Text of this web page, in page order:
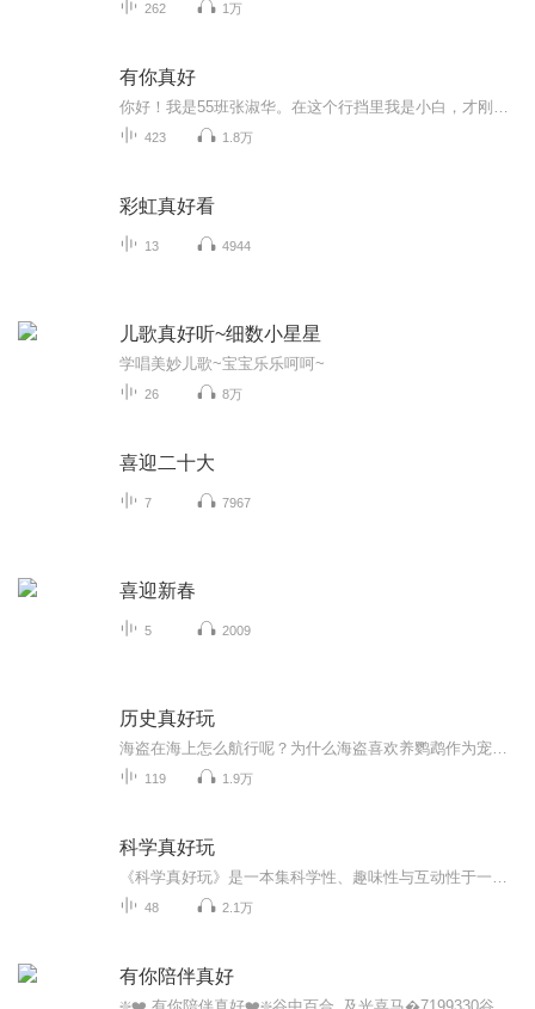
262 1万
有你真好
423 1.8万
彩虹真好看
13 4944
儿歌真好听~细数小星星
学唱美妙儿歌~宝宝乐乐呵呵~
26 8万
喜迎二十大
7 7967
喜迎新春
5 2009
历史真好玩
119 1.9万
科学真好玩
48 2.1万
有你陪伴真好